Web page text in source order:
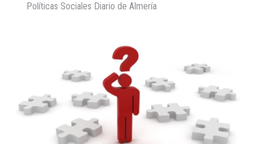
Políticas Sociales Diario de Almería